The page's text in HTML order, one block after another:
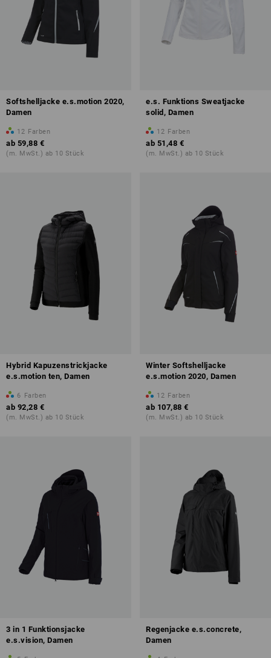
Softshelljacke e.s.motion 2020,
Damen
12 Farben
ab 59,88 €
(m. MwSt.) ab 10 Stück
e.s. Funktions Sweatjacke
solid, Damen
12 Farben
ab 51,48 €
(m. MwSt.) ab 10 Stück
Hybrid Kapuzenstrickjacke
e.s.motion ten, Damen
6 Farben
ab 92,28 €
(m. MwSt.) ab 10 Stück
Winter Softshelljacke
e.s.motion 2020, Damen
12 Farben
ab 107,88 €
(m. MwSt.) ab 10 Stück
3 in 1 Funktionsjacke
e.s.vision, Damen
Regenjacke e.s.concrete,
Damen